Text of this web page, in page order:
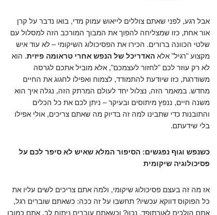
אבל רגע, לפני שאתם צוללים לייאוש עמוק מדי, בואו נדבר על קרן
אור אחת, כזו שמצליחה להפוך את המבוך המורכב הזה למסלול עם
שלטי הכוונה ברורים. הכירו את הפסיכולוג השיקומי – לא עוד איש
מקצוע "רגיל" אלא האדריכל של הנפש אחרי טראומה פיזית. הוא
לא רק עוזר לכם "לחזור לעצמכם", אלא מוביל אתכם לגרסה
משודרגת, כזו שיודעת להתמודד, לצמוח ואפילו לחגוג את החיים
מחדש. במאמר הזה, נצלול יחד לעולם המרתק הזה, נגלה איך הוא
משנה חיים, ננפץ מיתוסים ובעיקר – ניתן לכם את כל הכלים
והתובנות כדי שתבינו למה זה בדיוק מה שאתם צריכים, אולי אפילו
בלי שידעתם.
כשנפש וגוף נפגשים: הסיפור המלא שאיש לא סיפר לכם על
פסיכולוגיה שיקומית
אז מה זה בעצם פסיכולוג שיקומי, ולמה אתם צריכים לשים עליו את
כל הפוקוס דווקא עכשיו? תחשבו על זה ככה: כשאתם שוברים רגל,
אתם הולכים לאורתופד, נכון? וכשאתם עוברים ניתוח לב, אתם כמובן